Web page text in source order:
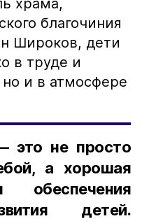
храма,
благочиния
Широков, дети
в труде и
и в атмосфере
это не просто
а хорошая
обеспечения
детей.